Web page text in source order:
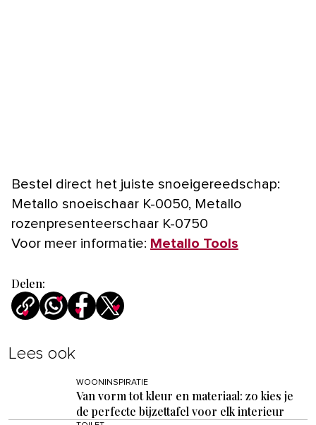
Bestel direct het juiste snoeigereedschap:
Metallo snoeischaar K-0050, Metallo
rozenpresenteerschaar K-0750
Voor meer informatie: Metallo Tools
Delen:
Lees ook
WOONINSPIRATIE
Van vorm tot kleur en materiaal: zo kies je
de perfecte bijzettafel voor elk interieur